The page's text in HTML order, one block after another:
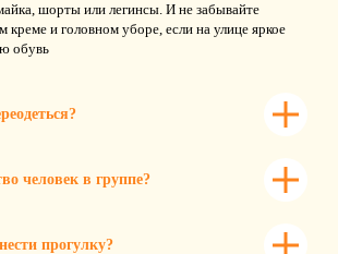
шорты или легинсы. И не забывайте
креме и головном уборе, если на улице яркое
обувь
человек в группе?
прогулку?